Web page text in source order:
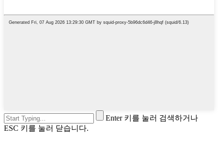
Enter 키를 눌러 검색하거나
ESC 키를 눌러 닫습니다.